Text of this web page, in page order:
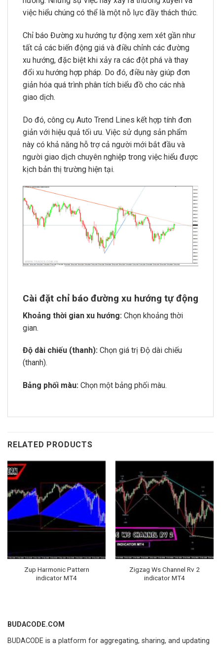
việc hiểu chúng có thể là một nỗ lực đầy thách thức.
Chỉ báo Đường xu hướng tự động xem xét gần như
tất cả các biến động giá và điều chỉnh các đường
xu hướng, đặc biệt khi xảy ra các đột phá và thay
đổi xu hướng hợp pháp. Do đó, điều này giúp đơn
giản hóa quá trình phân tích biểu đồ cho các nhà
giao dịch.
Do đó, công cụ Auto Trend Lines kết hợp tính đơn
giản với hiệu quả tối ưu. Việc sử dụng sản phẩm
này có khả năng hỗ trợ cả người mới bắt đầu và
người giao dịch chuyên nghiệp trong việc hiểu được
kịch bản thị trường hiện tại.
Cài đặt chỉ báo đường xu hướng tự động
Khoảng thời gian xu hướng: Chọn khoảng thời
gian.
Độ dài chiếu (thanh): Chọn giá trị Độ dài chiếu
(thanh).
Bảng phối màu: Chọn một bảng phối màu.
RELATED PRODUCTS
Zup Harmonic Pattern
indicator MT4
Zigzag Ws Channel Rv 2
indicator MT4
BUDACODE.COM
BUDACODE is a platform for aggregating, sharing, and updating